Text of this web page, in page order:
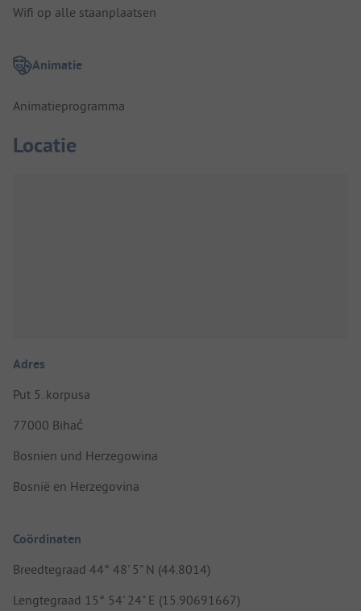
Wifi op alle staanplaatsen
Animatie
Animatieprogramma
Locatie
Adres
Put 5. korpusa
77000 Bihać
Bosnien und Herzegowina
Bosnië en Herzegovina
Coördinaten
Breedtegraad 44° 48' 5" N (44.8014)
Lengtegraad 15° 54' 24" E (15.90691667)